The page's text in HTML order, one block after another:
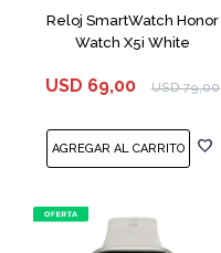
Reloj SmartWatch Honor
Watch X5i White
USD 69,00 USD 79,00